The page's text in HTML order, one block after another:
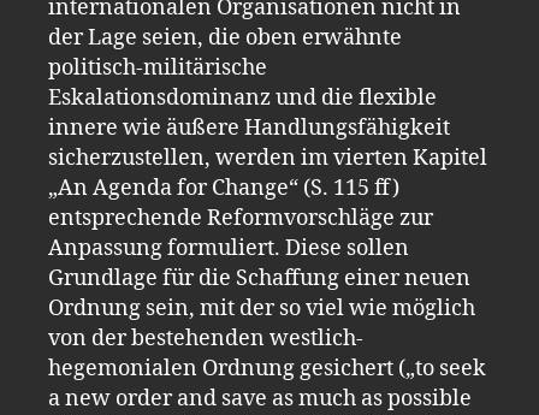
internationalen Organisationen nicht in
der Lage seien, die oben erwähnte
politisch-militärische
Eskalationsdominanz und die flexible
innere wie äußere Handlungsfähigkeit
sicherzustellen, werden im vierten Kapitel
„An Agenda for Change“ (S. 115 ff)
entsprechende Reformvorschläge zur
Anpassung formuliert. Diese sollen
Grundlage für die Schaffung einer neuen
Ordnung sein, mit der so viel wie möglich
von der bestehenden westlich-
hegemonialen Ordnung gesichert („to seek
a new order and save as much as possible